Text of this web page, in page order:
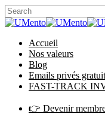
Accueil
Nos valeurs
Blog
Emails privés
FAST-TRACK
👉 Devenir